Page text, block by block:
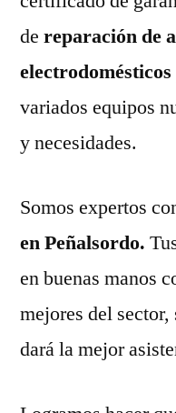
de reparación de
electrodomésticos
variados equipos
y necesidades.
Somos expertos
en Peñalsordo.
en buenas manos
mejores del
dará la mejor